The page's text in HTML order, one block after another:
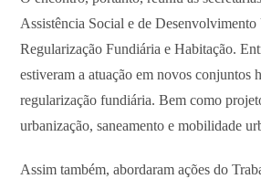
Assistência Social e de Desenvolvimento
Regularização Fundiária e Habitação.
estiveram a atuação em novos conjuntos
regularização fundiária. Bem como
urbanização, saneamento e mobilidade
Assim também, abordaram ações do